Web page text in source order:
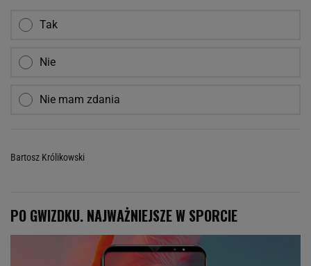
Tak
Nie
Nie mam zdania
Bartosz Królikowski